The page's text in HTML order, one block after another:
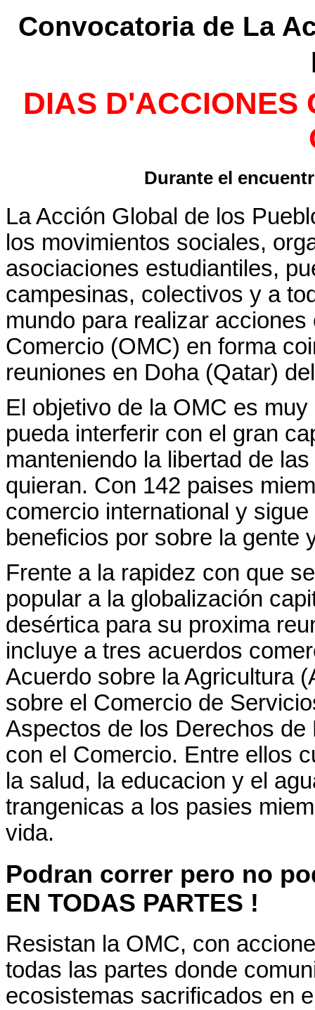
Convocatoria de La
DIAS D'ACCIONES
Durante el
La Acción Global de los
los movimientos sociales,
asociaciones estudiantiles,
campesinas, colectivos y a
mundo para realizar
Comercio (OMC) en forma
reuniones en Doha (Qatar)
El objetivo de la OMC es
pueda interferir con el gran
manteniendo la libertad de
quieran. Con 142 paises
comercio international y
beneficios por sobre la gente
Frente a la rapidez con que
popular a la globalización
desértica para su proxima
incluye a tres acuerdos
Acuerdo sobre la Agricultura
sobre el Comercio de
Aspectos de los Derechos
con el Comercio. Entre ellos
la salud, la educacion y el
trangenicas a los pasies
vida.
Podran correr pero no
EN TODAS PARTES !
Resistan la OMC, con
todas las partes donde
ecosistemas sacrificados en